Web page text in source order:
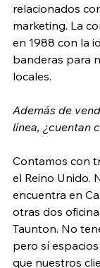
relacionados
marketing. La
en 1988 con la
banderas para
locales.
Además de
línea, ¿cuentan
Contamos con
el Reino Unido.
encuentra en
otras dos
Taunton. No
pero sí
que nuestros